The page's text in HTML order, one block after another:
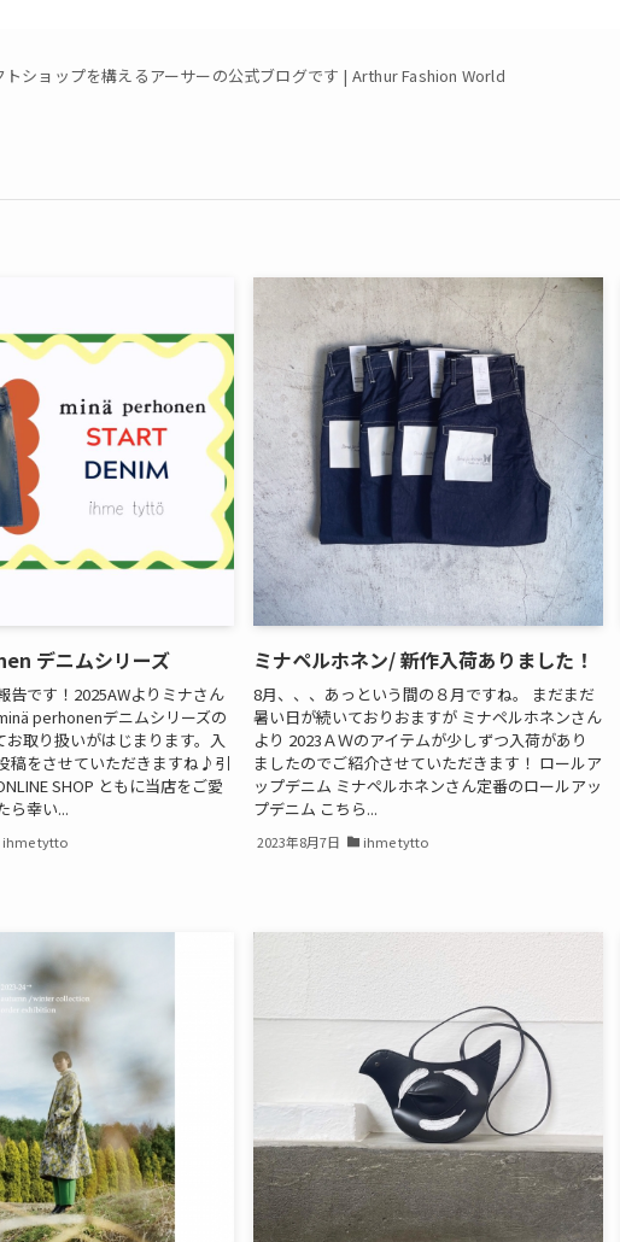
ショップを構えるアーサーの公式ブログです | Arthur Fashion World
デニムシリーズ
告です！2025AWよりミナさん
perhonenデニムシリーズの
取り扱いがはじまります。入
稿をさせていただきますね♪引
SHOP ともに当店をご愛
ら幸い...
ihme tytto
ミナペルホネン/ 新作入荷ありました！
8月、、、あっという間の８月ですね。 まだまだ
暑い日が続いておりおますが ミナペルホネンさん
より 2023ＡＷのアイテムが少しずつ入荷があり
ましたのでご紹介させていただきます！ ロールア
ップデニム ミナペルホネンさん定番のロールアッ
プデニム こちら...
2023年8月7日 ihme tytto